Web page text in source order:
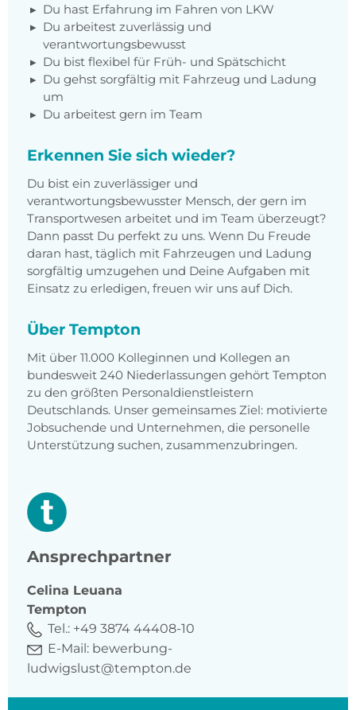
Du hast Erfahrung im Fahren von LKW
Du arbeitest zuverlässig und
verantwortungsbewusst
Du bist flexibel für Früh- und Spätschicht
Du gehst sorgfältig mit Fahrzeug und Ladung
um
Du arbeitest gern im Team
Erkennen Sie sich wieder?
Du bist ein zuverlässiger und
verantwortungsbewusster Mensch, der gern im
Transportwesen arbeitet und im Team überzeugt?
Dann passt Du perfekt zu uns. Wenn Du Freude
daran hast, täglich mit Fahrzeugen und Ladung
sorgfältig umzugehen und Deine Aufgaben mit
Einsatz zu erledigen, freuen wir uns auf Dich.
Über Tempton
Mit über 11.000 Kolleginnen und Kollegen an
bundesweit 240 Niederlassungen gehört Tempton
zu den größten Personaldienstleistern
Deutschlands. Unser gemeinsames Ziel: motivierte
Jobsuchende und Unternehmen, die personelle
Unterstützung suchen, zusammenzubringen.
Ansprechpartner
Celina Leuana
Tempton
Tel.: +49 3874 44408-10
E-Mail: bewerbung-
ludwigslust@tempton.de